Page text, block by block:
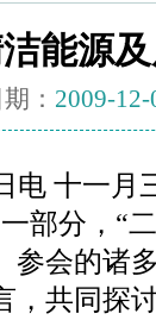
能源
： 2009-12-
电 十一月
部分，“
参会的诸
，共同探